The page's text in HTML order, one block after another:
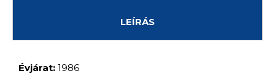
LEÍRÁS
Évjárat: 1986